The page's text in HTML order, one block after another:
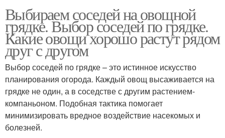
Выбираем соседей на овощной
грядке. Выбор соседей по грядке.
Какие овощи хорошо растут рядом
друг с другом
Выбор соседей по грядке – это истинное искусство
планирования огорода. Каждый овощ высаживается на
грядке не один, а в соседстве с другим растением-
компаньоном. Подобная тактика помогает
минимизировать вредное воздействие насекомых и
болезней.